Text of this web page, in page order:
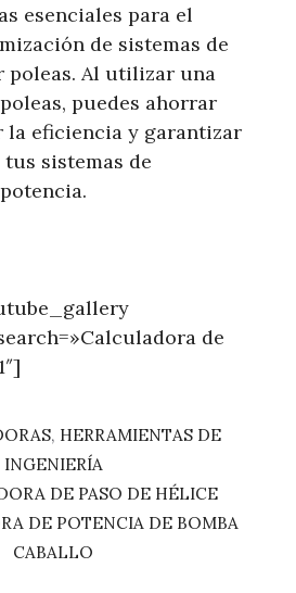
esenciales para el
de sistemas de
poleas. Al utilizar una
puedes ahorrar
la eficiencia y garantizar
sistemas de
de
, HERRAMIENTAS DE
INGENIERÍA
DE PASO DE HÉLICE
DE POTENCIA DE BOMBA
CABALLO